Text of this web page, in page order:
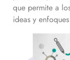
que permite a
ideas y